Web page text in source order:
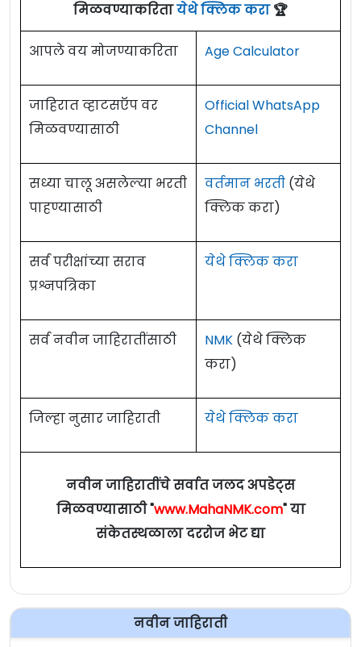
मिळवण्याकरितायेथे क्लिक करा🏆
आपले वय मोजण्याकरिता Age Calculator
जाहिरात व्हाटसऍप वर
मिळवण्यासाठी
Official WhatsApp
Channel
सध्या चालू असलेल्या भरती
पाहण्यासाठी
वर्तमान भरती (येथे
क्लिक करा)
सर्व परीक्षांच्या सराव
प्रश्नपत्रिका
येथे क्लिक करा
सर्व नवीन जाहिरातींसाठी NMK (येथे क्लिक
करा)
जिल्हा नुसार जाहिराती येथे क्लिक करा
नवीन जाहिरातींचे सर्वात जलद अपडेट्स
मिळवण्यासाठी "www.MahaNMK.com" या
संकेतस्थळाला दररोज भेट द्या
नवीन जाहिराती